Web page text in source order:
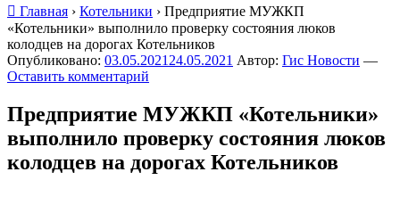
Главная › Котельники › Предприятие МУЖКП
«Котельники» выполнило проверку состояния люков
колодцев на дорогах Котельников
Опубликовано: 03.05.2021 24.05.2021 Автор: Гис Новости —
Оставить комментарий
Предприятие МУЖКП «Котельники»
выполнило проверку состояния люков
колодцев на дорогах Котельников